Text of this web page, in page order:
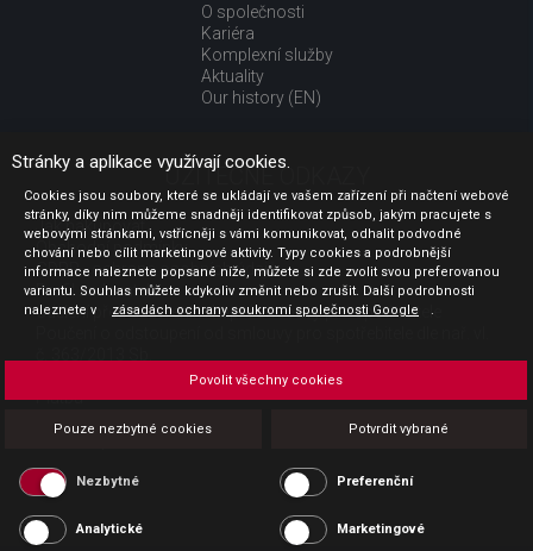
O společnosti
Kariéra
Komplexní služby
Aktuality
Our history (EN)
UŽITEČNÉ ODKAZY
Jak nakupovat
Obchodní podmínky
GDPR - ochrana osobních údajů
Profil zadavatele
Sdělení před uzavřením kupní smlouvy pro spotřebitele
Platba
Povinná publicita
Stránky a aplikace využívají cookies.
Cookies jsou soubory, které se ukládají ve vašem zařízení při načtení webové
stránky, díky nim můžeme snadněji identifikovat způsob, jakým pracujete s
webovými stránkami, vstřícněji s vámi komunikovat, odhalit podvodné
chování nebo cílit marketingové aktivity. Typy cookies a podrobnější
informace naleznete popsané níže, můžete si zde zvolit svou preferovanou
variantu. Souhlas můžete kdykoliv změnit nebo zrušit. Další podrobnosti
naleznete v
zásadách ochrany soukromí společnosti Google .
Pouze nezbytné cookies Potvrdit vybrané
Povolit všechny cookies
Nezbytné Preferenční
Analytické Marketingové